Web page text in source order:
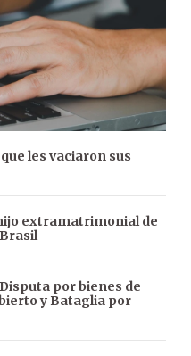
les vaciaron sus
extramatrimonial de
por bienes de
y Bataglia por